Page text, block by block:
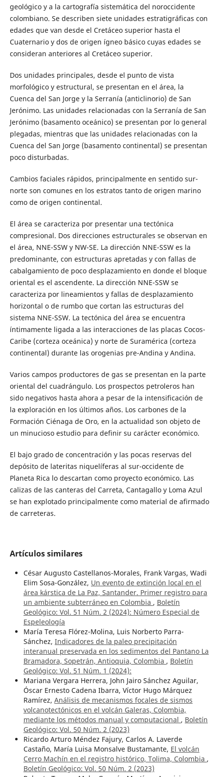
geológico y a la cartografía sistemática del noroccidente
colombiano. Se describen siete unidades estratigráficas con
edades que van desde el Cretáceo superior hasta el
Cuaternario y dos de origen ígneo básico cuyas edades se
consideran anteriores al Cretáceo superior.
Dos unidades principales, desde el punto de vista
morfológico y estructural, se presentan en el área, la
Cuenca del San Jorge y la Serranía (anticlinorio) de San
Jerónimo. Las unidades relacionadas con la Serranía de San
Jerónimo (basamento oceánico) se presentan por lo general
plegadas, mientras que las unidades relacionadas con la
Cuenca del San Jorge (basamento continental) se presentan
poco disturbadas.
Cambios faciales rápidos, principalmente en sentido sur-
norte son comunes en los estratos tanto de origen marino
como de origen continental.
El área se caracteriza por presentar una tectónica
compresional. Dos direcciones estructurales se observan en
el área, NNE-SSW y NW-SE. La dirección NNE-SSW es la
predominante, con estructuras apretadas y con fallas de
cabalgamiento de poco desplazamiento en donde el bloque
oriental es el ascendente. La dirección NNE-SSW se
caracteriza por lineamientos y fallas de desplazamiento
horizontal o de rumbo que cortan las estructuras del
sistema NNE-SSW. La tectónica del área se encuentra
íntimamente ligada a las interacciones de las placas Cocos-
Caribe (corteza oceánica) y norte de Suramérica (corteza
continental) durante las orogenias pre-Andina y Andina.
Varios campos productores de gas se presentan en la parte
oriental del cuadrángulo. Los prospectos petroleros han
sido negativos hasta ahora a pesar de la intensificación de
la exploración en los últimos años. Los carbones de la
Formación Ciénaga de Oro, en la actualidad son objeto de
un minucioso estudio para definir su carácter económico.
El bajo grado de concentración y las pocas reservas del
depósito de lateritas niquelíferas al sur-occidente de
Planeta Rica lo descartan como proyecto económico. Las
calizas de las canteras del Carreta, Cantagallo y Loma Azul
se han explotado principalmente como material de afirmado
de carreteras.
Artículos similares
César Augusto Castellanos-Morales, Frank Vargas, Wadi
Elim Sosa-González, Un evento de extinción local en el
área kárstica de La Paz, Santander. Primer registro para
un ambiente subterráneo en Colombia , Boletín
Geológico: Vol. 51 Núm. 2 (2024): Número Especial de
Espeleología
María Teresa Flórez-Molina, Luis Norberto Parra-
Sánchez, Indicadores de la paleo precipitación
interanual preservada en los sedimentos del Pantano La
Bramadora, Sopetrán, Antioquia, Colombia , Boletín
Geológico: Vol. 51 Núm. 1 (2024):
Mariana Vergara Herrera, John Jairo Sánchez Aguilar,
Óscar Ernesto Cadena Ibarra, Víctor Hugo Márquez
Ramírez, Análisis de mecanismos focales de sismos
volcanotectónicos en el volcán Galeras, Colombia,
mediante los métodos manual y computacional , Boletín
Geológico: Vol. 50 Núm. 2 (2023)
Ricardo Arturo Méndez Fajury, Carlos A. Laverde
Castaño, María Luisa Monsalve Bustamante, El volcán
Cerro Machín en el registro histórico, Tolima, Colombia ,
Boletín Geológico: Vol. 50 Núm. 2 (2023)